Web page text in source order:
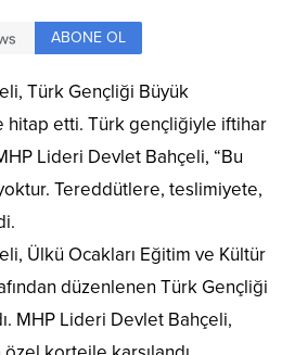
ABONE OL
Türk Gençliği Büyük
hitap etti. Türk gençliğiyle iftihar
Lideri Devlet Bahçeli, “Bu
Tereddütlere, teslimiyete,
Ülkü Ocakları Eğitim ve Kültür
düzenlenen Türk Gençliği
MHP Lideri Devlet Bahçeli,